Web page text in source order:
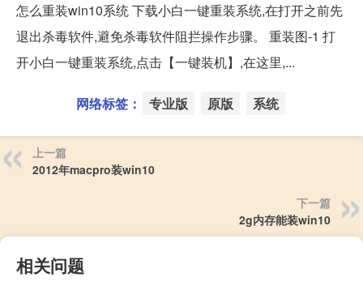
怎么重装win10系统 下载小白一键重装系统,在打开之前先
退出杀毒软件,避免杀毒软件阻拦操作步骤。 重装图-1 打
开小白一键重装系统,点击【一键装机】,在这里,...
网络标签： 专业版 原版 系统
上一篇
2012年macpro装win10
下一篇
2g内存能装win10
相关问题